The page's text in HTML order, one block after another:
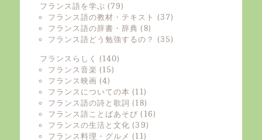
フランス語を学ぶ (79)
フランス語の教材・テキスト (37)
フランス語の辞書・辞典 (8)
フランス語どう勉強するの？ (35)
フランスらしく (140)
フランス音楽 (15)
フランス映画 (4)
フランスについての本 (11)
フランス語の詩と歌詞 (18)
フランス語ことばあそび (16)
フランスの生活と文化 (39)
フランス料理・グルメ (11)